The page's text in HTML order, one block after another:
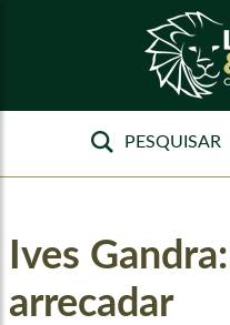
Ives
arrecadar